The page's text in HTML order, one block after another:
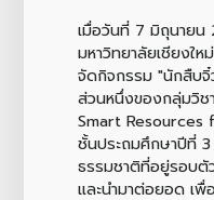
เมื่อวันที่ 7 มิถุนายน
มหาวิทยาลัยเชียงใ
จัดกิจกรรม "นักสืบ
ส่วนหนึ่งของกลุ่มวิ
Smart Resources
ชั้นประถมศึกษาปีที่
ธรรมชาติที่อยู่รอบตั
และนำมาต่อยอด เพื่